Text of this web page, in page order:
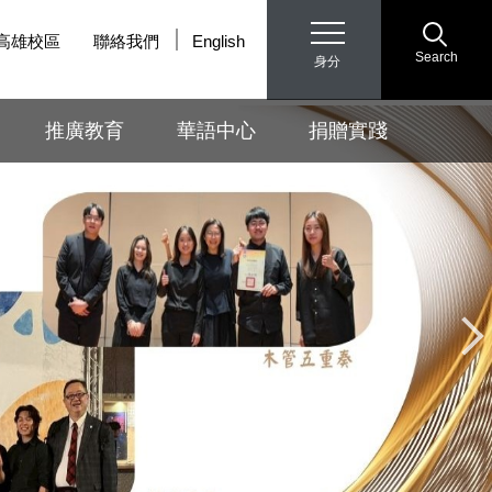
身分 Search
推廣教育 華語中心 捐贈實踐
雄校區 聯絡我們 English